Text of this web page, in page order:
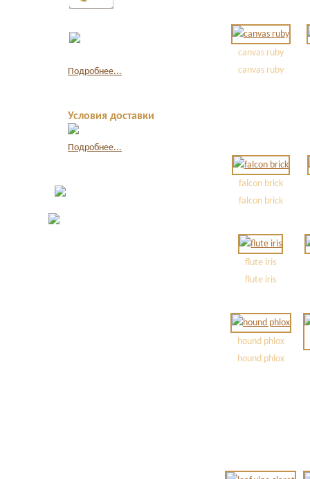
Подробнее...
Условия доставки
Подробнее...
canvas ruby
canvas ruby
falcon brick
falcon brick
flute iris
flute iris
hound phlox
hound phlox